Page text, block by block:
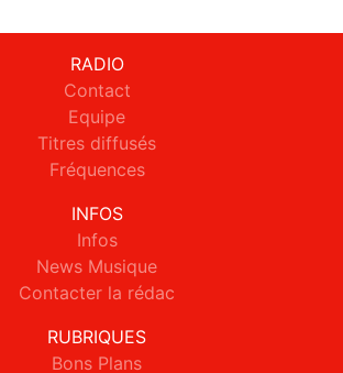
RADIO
Contact
Equipe
Titres diffusés
Fréquences
INFOS
Infos
News Musique
Contacter la rédac
RUBRIQUES
Bons Plans